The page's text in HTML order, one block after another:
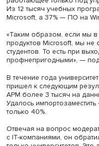
По словам
инициативно
вынужден выходить из